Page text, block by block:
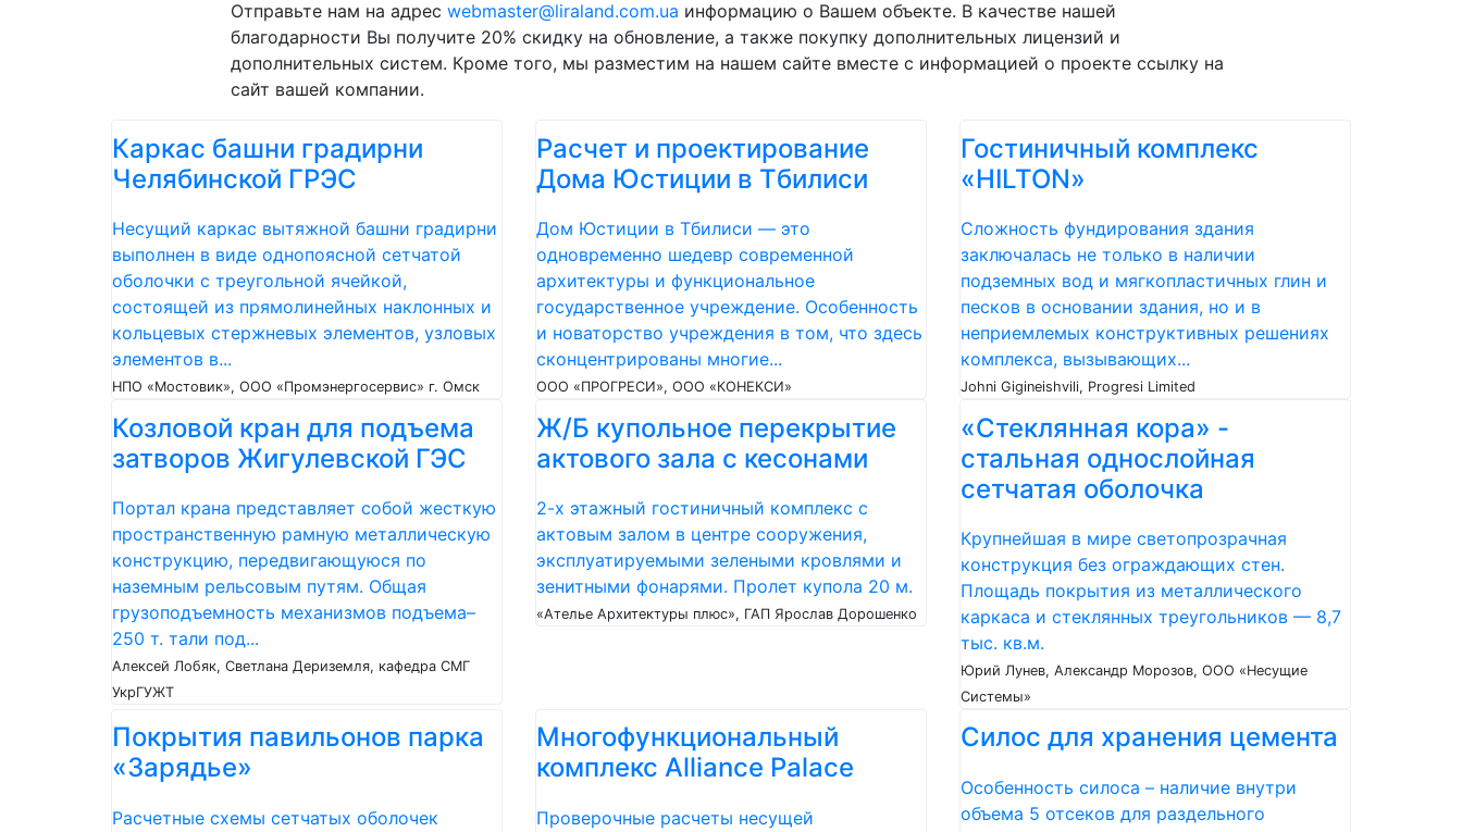
Отправьте нам на адрес webmaster@liraland.com.ua информацию о Вашем объекте. В качестве нашей
благодарности Вы получите 20% скидку на обновление, а также покупку дополнительных лицензий и
дополнительных систем. Кроме того, мы разместим на нашем сайте вместе с информацией о проекте ссылку на
сайт вашей компании.
Каркас башни градирни
Челябинской ГРЭС
Несущий каркас вытяжной башни градирни
выполнен в виде однопоясной сетчатой
оболочки с треугольной ячейкой,
состоящей из прямолинейных наклонных и
кольцевых стержневых элементов, узловых
элементов в...
НПО «Мостовик», ООО «Промэнергосервис» г. Омск
Расчет и проектирование
Дома Юстиции в Тбилиси
Дом Юстиции в Тбилиси — это
одновременно шедевр современной
архитектуры и функциональное
государственное учреждение. Особенность
и новаторство учреждения в том, что здесь
сконцентрированы многие...
ООО «ПРОГРЕСИ», ООО «КОНЕКСИ»
Гостиничный комплекс
«HILTON»
Сложность фундирования здания
заключалась не только в наличии
подземных вод и мягкопластичных глин и
песков в основании здания, но и в
неприемлемых конструктивных решениях
комплекса, вызывающих...
Johni Gigineishvili, Progresi Limited
Козловой кран для подъема
затворов Жигулевской ГЭС
Портал крана представляет собой жесткую
пространственную рамную металлическую
конструкцию, передвигающуюся по
наземным рельсовым путям. Общая
грузоподъемность механизмов подъема–
250 т. тали под...
Алексей Лобяк, Светлана Дериземля, кафедра СМГ
УкрГУЖТ
Ж/Б купольное перекрытие
актового зала с кесонами
2-х этажный гостиничный комплекс с
актовым залом в центре сооружения,
эксплуатируемыми зелеными кровлями и
зенитными фонарями. Пролет купола 20 м.
«Ателье Архитектуры плюс», ГАП Ярослав Дорошенко
«Стеклянная кора» -
стальная однослойная
сетчатая оболочка
Крупнейшая в мире светопрозрачная
конструкция без ограждающих стен.
Площадь покрытия из металлического
каркаса и стеклянных треугольников — 8,7
тыс. кв.м.
Юрий Лунев, Александр Морозов, ООО «Несущие
Системы»
Покрытия павильонов парка
«Зарядье»
Расчетные схемы сетчатых оболочек
Многофункциональный
комплекс Alliance Palace
Проверочные расчеты несущей
Силос для хранения цемента
Особенность силоса – наличие внутри
объема 5 отсеков для раздельного